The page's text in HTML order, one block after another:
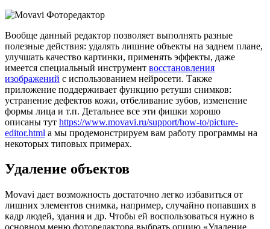
Вообще данный редактор позволяет выполнять разные
полезные действия: удалять лишние объекты на заднем плане,
улучшать качество картинки, применять эффекты, даже
имеется специальный инструмент восстановления
изображений с использованием нейросети. Также
приложение поддерживает функцию ретуши снимков:
устранение дефектов кожи, отбеливание зубов, изменение
формы лица и т.п. Детальнее все эти фишки хорошо
описаны тут https://www.movavi.ru/support/how-to/picture-
editor.html а мы продемонстрируем вам работу программы на
некоторых типовых примерах.
Удаление объектов
Movavi дает возможность достаточно легко избавиться от
лишних элементов снимка, например, случайно попавших в
кадр людей, здания и др. Чтобы ей воспользоваться нужно в